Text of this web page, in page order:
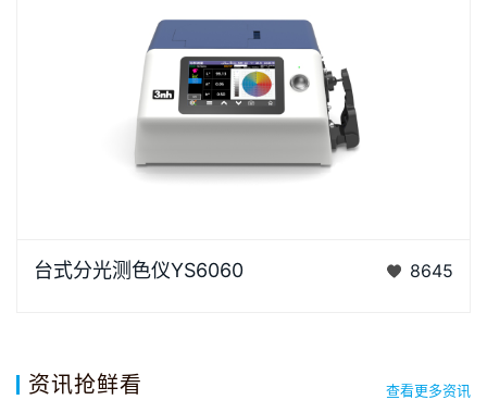
的国产台式光栅分光测色仪， TFT真彩7inch电容触摸
台式分光测色仪YS6060 8645
资讯抢鲜看 查看更多资讯